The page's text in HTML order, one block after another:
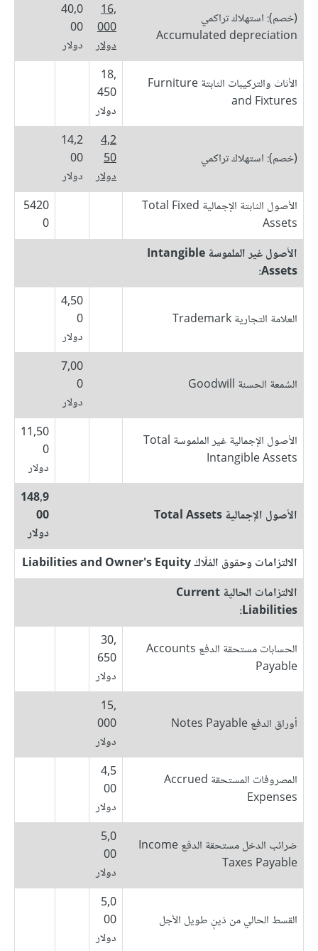
(خصم): استهلاك تراكمي
Accumulated depreciation
16,
000
دولار
40,0
00
دولار
الأثاث والتركيبات الثابتة Furniture
and Fixtures
18,
450
دولار
(خصم): استهلاك تراكمي
4,2
50
دولار
14,2
00
دولار
الأصول الثابتة الإجمالية Total Fixed
Assets
5420
0
الأصول غير الملموسة Intangible
Assets:
العلامة التجارية Trademark
4,50
0
دولار
السُمعة الحسنة Goodwill
7,00
0
دولار
الأصول الإجمالية غير الملموسة Total
Intangible Assets
11,50
0
دولار
الأصول الإجمالية Total Assets
148,9
00
دولار
الالتزامات وحقوق المُلّاك Liabilities and Owner's Equity
الالتزامات الحالية Current
Liabilities:
الحسابات مستحقة الدفع Accounts
Payable
30,
650
دولار
أوراق الدفع Notes Payable
15,
000
دولار
المصروفات المستحقة Accrued
Expenses
4,5
00
دولار
ضرائب الدخل مستحقة الدفع Income
Taxes Payable
5,0
00
دولار
القسط الحالي من دَينٍ طويل الأجل
5,0
00
دولار